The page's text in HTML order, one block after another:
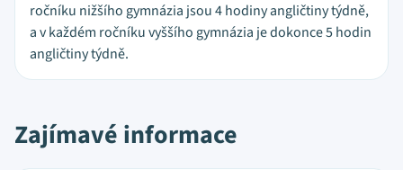
ročníku nižšího gymnázia jsou 4 hodiny angličtiny týdně,
a v každém ročníku vyššího gymnázia je dokonce 5 hodin
angličtiny týdně.
Zajímavé informace